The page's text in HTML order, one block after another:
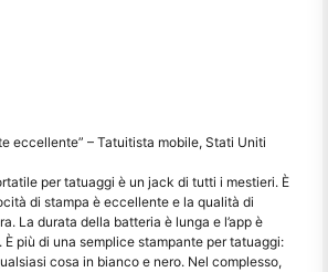
eccellente” – Tatuitista mobile, Stati Uniti
per tatuaggi è un jack di tutti i mestieri. È
di stampa è eccellente e la qualità di
La durata della batteria è lunga e l’app è
più di una semplice stampante per tatuaggi:
cosa in bianco e nero. Nel complesso,